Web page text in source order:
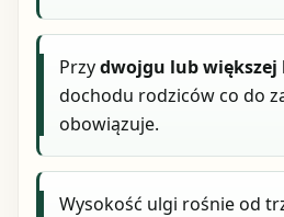
Przydwojgu lub większej
dochodu rodziców co do
obowiązuje.
Wysokość ulgi rośnie od